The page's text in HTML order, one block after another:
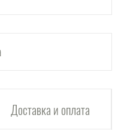
Доставка и оплата